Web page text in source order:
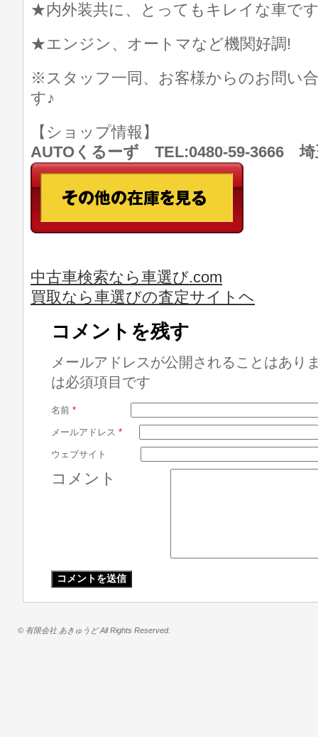
★内外装共に、とってもキレイな車で
★エンジン、オートマなど機関好調!
※スタッフ一同、お客様からのお問い
す♪
【ショップ情報】
AUTOくるーず TEL:0480-59-3666 埼
中古車検索なら車選び.com
買取なら車選びの査定サイトヘ
コメントを残す
メールアドレスが公開されることはあり
は必須項目です
名前 *
メールアドレス *
ウェブサイト
コメント
© 有限会社 あきゅうど All Rights Reserved.